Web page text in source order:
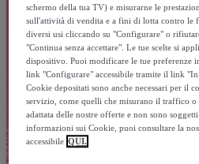
schermo della tua TV) e misurarne le
sull'attività di vendita e a fini di lotta contro le
diversi usi cliccando su "Configurare" o
"Continua senza accettare". Le tue scelte si
dispositivo. Puoi modificare le tue preferenze
link "Configurare" accessibile tramite il link
Cookie depositati sono anche necessari per il
servizio, come quelli che misurano il traffico o
adattata delle nostre offerte e non sono
informazioni sui Cookie, puoi consultare la
accessibile QUI.